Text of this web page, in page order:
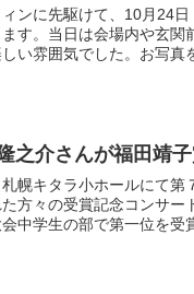
ンに先駆けて、10月24
す。当日は会場内や玄関
しい雰囲気でした。お写真
之介さんが福田靖
幌キタラ小ホールにて第
方々の受賞記念コンサー
中学生の部で第一位を受